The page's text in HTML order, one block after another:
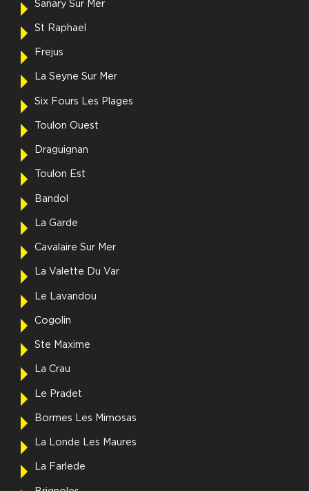
Sanary Sur Mer
St Raphael
Frejus
La Seyne Sur Mer
Six Fours Les Plages
Toulon Ouest
Draguignan
Toulon Est
Bandol
La Garde
Cavalaire Sur Mer
La Valette Du Var
Le Lavandou
Cogolin
Ste Maxime
La Crau
Le Pradet
Bormes Les Mimosas
La Londe Les Maures
La Farlede